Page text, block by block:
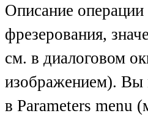
Описание операции
фрезерования,
см. в диалоговом
изображением). Вы
в Parameters menu